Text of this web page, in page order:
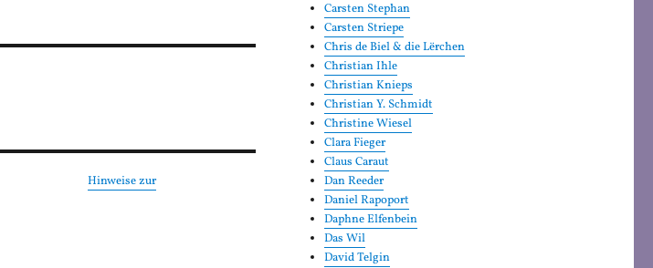
Hinweise zur
Carsten Stephan
Carsten Striepe
Chris de Biel & die Lërchen
Christian Ihle
Christian Knieps
Christian Y. Schmidt
Christine Wiesel
Clara Fieger
Claus Caraut
Dan Reeder
Daniel Rapoport
Daphne Elfenbein
Das Wil
David Telgin